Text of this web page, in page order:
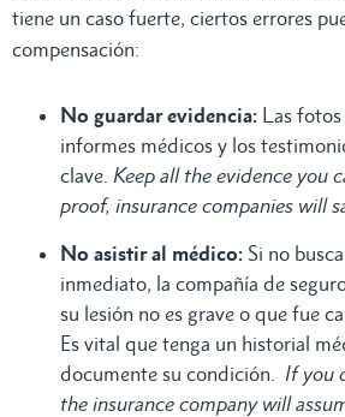
tiene un caso fuerte, ciertos errores
compensación:
No guardar evidencia: Las
informes médicos y los
clave. Keep all the evidence you
proof, insurance companies will
No asistir al médico: Si no
inmediato, la compañía de
su lesión no es grave o que fue
Es vital que tenga un historial
documente su condición. If you
the insurance company will